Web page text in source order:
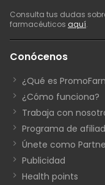
Consulta tus dudas
farmacéuticos aquí.
Conócenos
¿Qué es
¿Cómo funciona?
Trabaja con
Programa de
Únete como
Publicidad
Health points